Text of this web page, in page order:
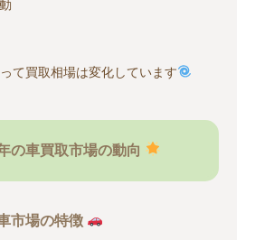
て買取相場は変化しています
の車買取市場の動向
市場の特徴